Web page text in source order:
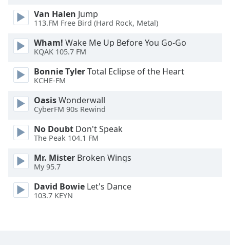
Opacity
Font
Size
Text
Edge
Style
Font
Reset
Done
Van Halen Jump
113.FM Free Bird (Hard Rock, Metal)
Wham! Wake Me Up Before You Go-Go
KQAK 105.7 FM
Bonnie TylerTotal Eclipse of the Heart
KCHE-FM
OasisWonderwall
CyberFM 90s Rewind
No Doubt Don't Speak
The Peak 104.1 FM
Mr. Mister Broken Wings
My 95.7
David Bowie Let's Dance
103.7 KEYN